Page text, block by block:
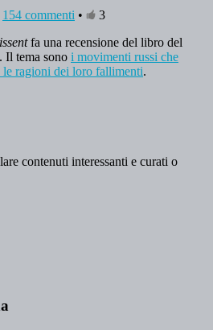
154 commenti •
3
fa una recensione del libro del
Il tema sono i movimenti russi che
ragioni dei loro fallimenti.
contenuti interessanti e curati o